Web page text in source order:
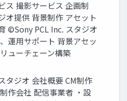
ス 撮影サービス 企画制
オ提供 背景制作 アセット
©Sony PCL Inc. スタジオ
運用サポート 背景アセッ
ューチェーン構築
タジオ 会社概要 CM制作
作会社 配信事業者 ・設